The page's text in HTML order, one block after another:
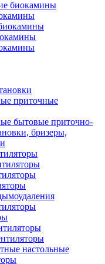
биокамины
приточные
бытовые приточно-
бризеры,
настольные